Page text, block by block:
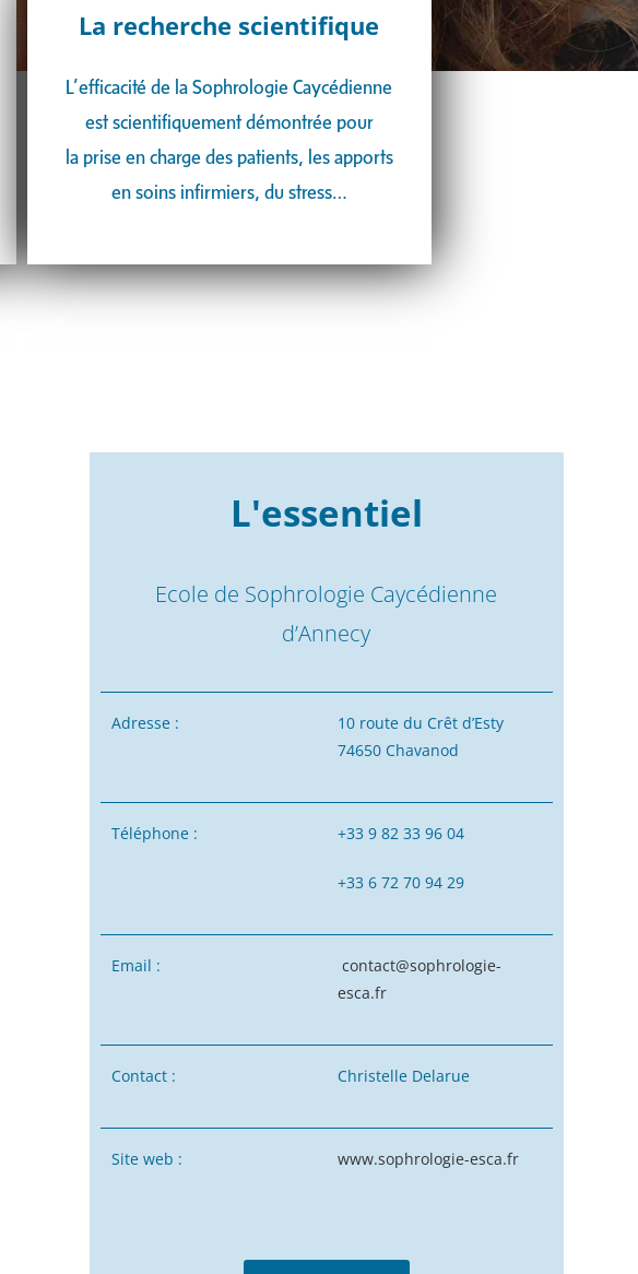
La recherche scientifique
L’efficacité de la Sophrologie Caycédienne
est scientifiquement démontrée pour
la prise en charge des patients, les apports
en soins infirmiers, du stress…
L'essentiel
Ecole de Sophrologie Caycédienne
d’Annecy
Adresse :
10 route du Crêt d’Esty
74650 Chavanod
Téléphone : +33 9 82 33 96 04
+33 6 72 70 94 29
Email :
contact@sophrologie-
esca.fr
Contact : Christelle Delarue
Site web : www.sophrologie-esca.fr